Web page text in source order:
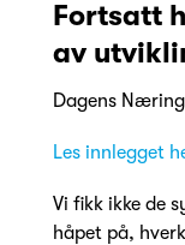
Fortsatt
av
Dagens
Les innlegget
Vi fikk ikke de
håpet på,